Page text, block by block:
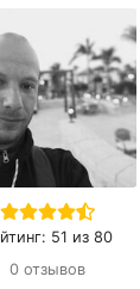
51 из 80
0 отзывов